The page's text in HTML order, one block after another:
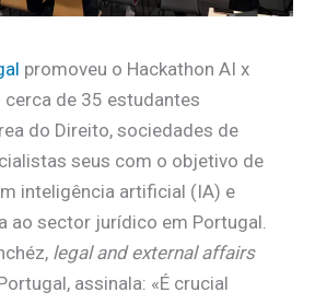
promoveu o Hackathon AI x
cerca de 35 estudantes
do Direito, sociedades de
seus com o objetivo de
inteligência artificial (IA) e
ao sector jurídico em Portugal.
legal and external affairs
assinala: «É crucial